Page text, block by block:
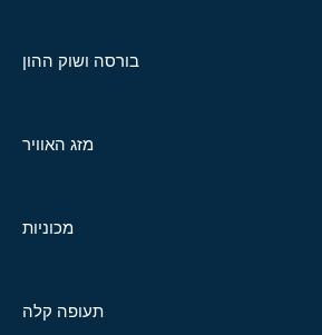
בורסה ושוק ההון
מזג האוויר
מכוניות
תעופה קלה